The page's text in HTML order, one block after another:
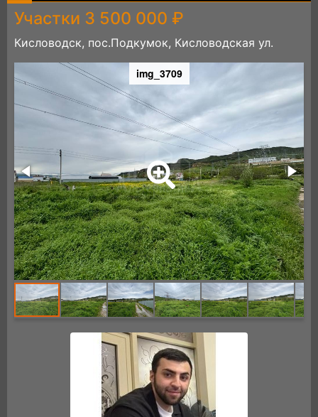
Участки 3 500 000 ₽
Кисловодск, пос.Подкумок, Кисловодская ул.
img_3709